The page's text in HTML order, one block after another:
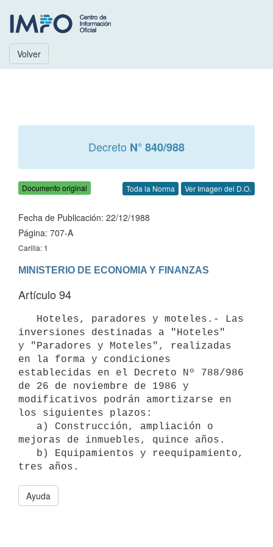
Volver
Decreto N° 840/988
Documento original Toda la Norma Ver Imagen del D.O.
Fecha de Publicación: 22/12/1988
Página: 707-A
Carilla: 1
MINISTERIO DE ECONOMIA Y FINANZAS
Artículo 94
inversiones destinadas a "Hoteles"
y "Paradores y Moteles", realizadas
en la forma y condiciones
establecidas en el Decreto Nº 788/986
de 26 de noviembre de 1986 y
modificativos podrán amortizarse en
los siguientes plazos:
mejoras de inmuebles, quince años.
tres años.
Ayuda